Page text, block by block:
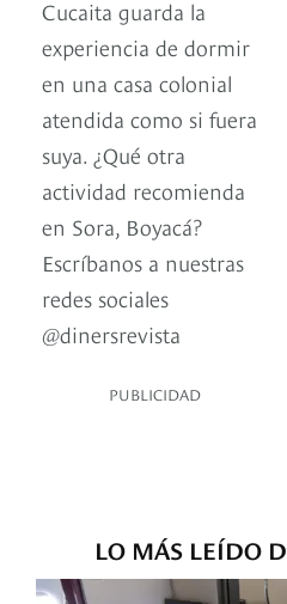
Cucaita guarda la
experiencia de dormir
en una casa colonial
atendida como si fuera
suya. ¿Qué otra
actividad recomienda
en Sora, Boyacá?
Escríbanos a nuestras
redes sociales
@dinersrevista
PUBLICIDAD
LO MÁS LEÍDO